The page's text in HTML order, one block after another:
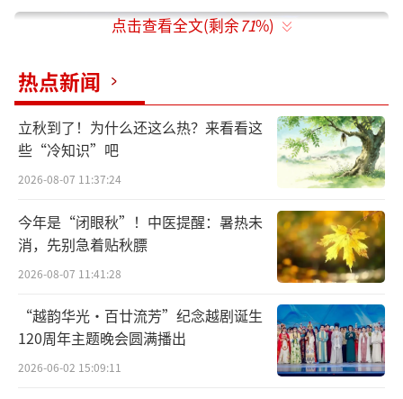
点击查看全文(剩余71%)
热点新闻
立秋到了！为什么还这么热？来看看这
些“冷知识”吧
2026-08-07 11:37:24
今年是“闭眼秋”！中医提醒：暑热未
消，先别急着贴秋膘
2026-08-07 11:41:28
“越韵华光·百廿流芳”纪念越剧诞生
120周年主题晚会圆满播出
2026-06-02 15:09:11